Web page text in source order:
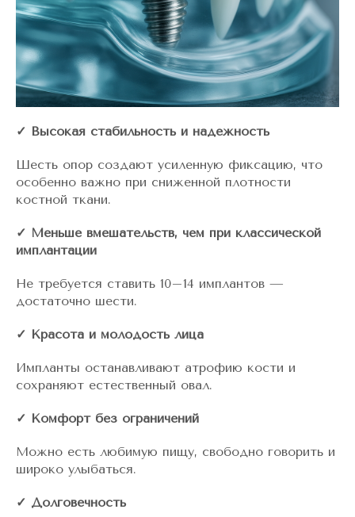
✓ Высокая стабильность и надежность
Шесть опор создают усиленную фиксацию, что
особенно важно при сниженной плотности
костной ткани.
✓ Меньше вмешательств, чем при классической
имплантации
Не требуется ставить 10–14 имплантов —
достаточно шести.
✓ Красота и молодость лица
Импланты останавливают атрофию кости и
сохраняют естественный овал.
✓ Комфорт без ограничений
Можно есть любимую пищу, свободно говорить и
широко улыбаться.
✓ Долговечность